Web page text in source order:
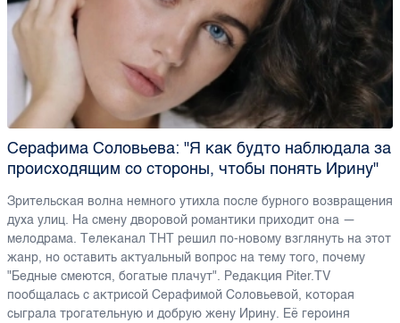
Серафима Соловьева: "Я как будто наблюдала за
происходящим со стороны, чтобы понять Ирину"
Зрительская волна немного утихла после бурного возвращения
духа улиц. На смену дворовой романтики приходит она —
мелодрама. Телеканал ТНТ решил по-новому взглянуть на этот
жанр, но оставить актуальный вопрос на тему того, почему
"Бедные смеются, богатые плачут". Редакция Piter.TV
пообщалась с актрисой Серафимой Соловьевой, которая
сыграла трогательную и добрую жену Ирину. Её героиня